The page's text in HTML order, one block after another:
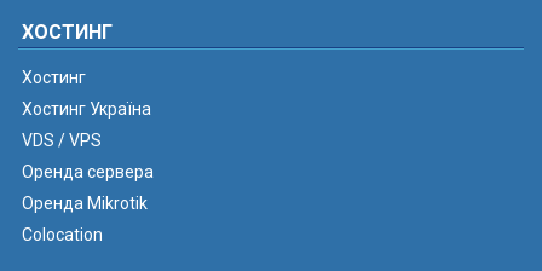
ХОСТИНГ
Хостинг
Хостинг Україна
VDS / VPS
Оренда сервера
Оренда Mikrotik
Colocation